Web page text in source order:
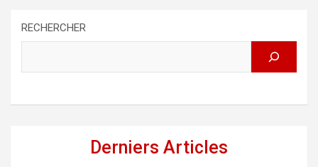
RECHERCHER
Derniers Articles